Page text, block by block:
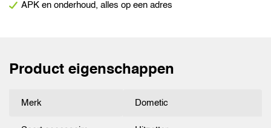
APK en onderhoud, alles op een adres
Product eigenschappen
Merk Dometic